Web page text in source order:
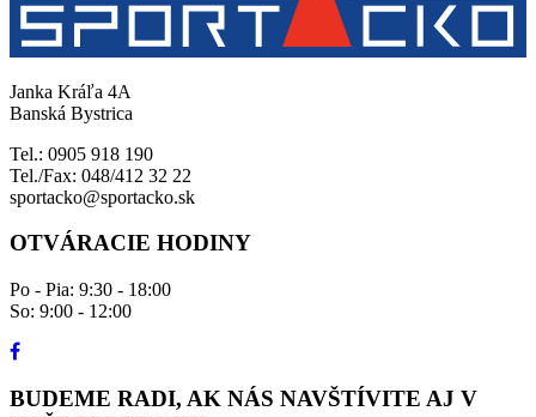
Janka Kráľa 4A
Banská Bystrica
Tel.: 0905 918 190
Tel./Fax: 048/412 32 22
sportacko@sportacko.sk
OTVÁRACIE HODINY
Po - Pia: 9:30 - 18:00
So: 9:00 - 12:00
BUDEME RADI, AK NÁS NAVŠTÍVITE AJ V